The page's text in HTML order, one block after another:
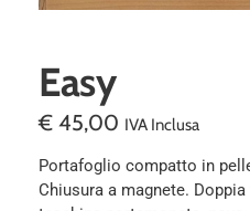
Easy
€ 45,00 IVA Inclusa
Portafoglio compatto in
Chiusura a magnete.